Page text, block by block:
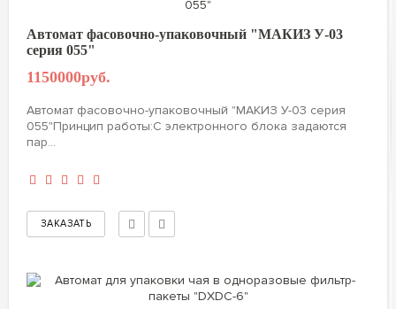
Автомат фасовочно-упаковочный "МАКИЗ У-03
серия 055"
1150000руб.
Автомат фасовочно-упаковочный "МАКИЗ У-03 серия
055"Принцип работы:С электронного блока задаются
пар...